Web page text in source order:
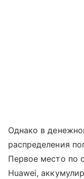
Однако в
распределения
Первое место по
Huawei,